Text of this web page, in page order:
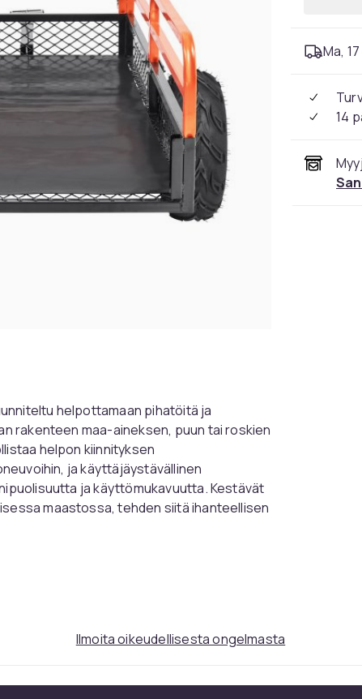
helpottamaan pihatöitä ja
rakenteen maa-aineksen, puun tai roskien
helpon kiinnityksen
ja käyttäjäystävällinen
ja käyttömukavuutta. Kestävät
maastossa, tehden siitä ihanteellisen
Ma,
14
Ilmoita oikeudellisesta ongelmasta